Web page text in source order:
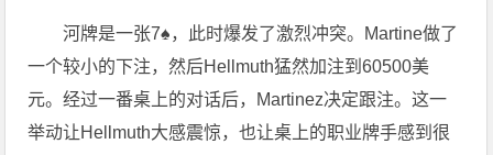
河牌是一张7♠，此时爆发了激烈冲突。Martine做了
一个较小的下注，然后Hellmuth猛然加注到60500美
元。经过一番桌上的对话后，Martinez决定跟注。这一
举动让Hellmuth大感震惊，也让桌上的职业牌手感到很